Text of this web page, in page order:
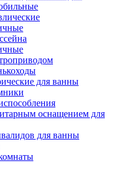
для ванны
оснащением для
для ванны